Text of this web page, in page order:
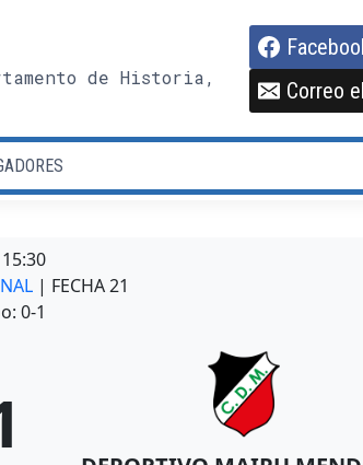
de Historia,
Correo
15:30
| FECHA 21
0-1